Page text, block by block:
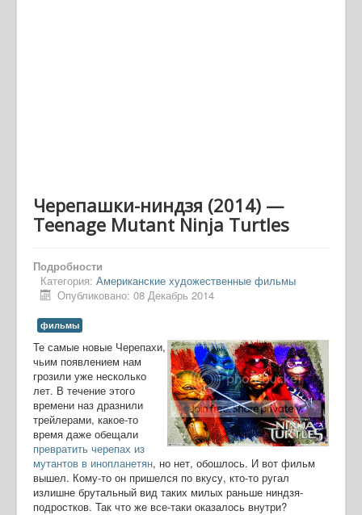
Черепашки-ниндзя (2014) —
Teenage Mutant Ninja Turtles
Подробности
Категория: Американские художественные фильмы
Опубликовано: 08 Декабрь 2014
фильмы
Те самые новые Черепахи,
чьим появлением нам
грозили уже несколько
лет. В течение этого
времени наз дразнили
трейлерами, какое-то
время даже обещали
превратить черепах из
мутантов в инопланетян, но нет, обошлось. И вот фильм
вышел. Кому-то он пришелся по вкусу, кто-то ругал
излишне брутальный вид таких милых раньше ниндзя-
подростков. Так что же все-таки оказалось внутри?